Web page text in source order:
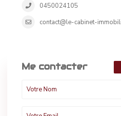
0450024105
contact@le-cabinet-
Me contacter